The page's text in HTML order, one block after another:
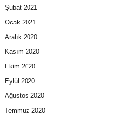
Şubat 2021
Ocak 2021
Aralık 2020
Kasım 2020
Ekim 2020
Eylül 2020
Ağustos 2020
Temmuz 2020